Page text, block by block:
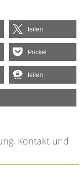
teilen
Pocket
teilen
Kontakt und